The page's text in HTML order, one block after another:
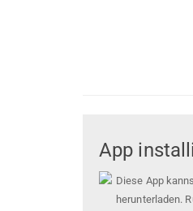
App
Diese App
herunterladen.